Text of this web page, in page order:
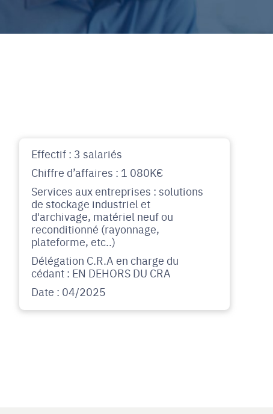
Effectif : 3 salariés
Chiffre d’affaires : 1 080K€
Services aux entreprises : solutions
de stockage industriel et
d'archivage, matériel neuf ou
reconditionné (rayonnage,
plateforme, etc..)
Délégation C.R.A en charge du
cédant : EN DEHORS DU CRA
Date : 04/2025